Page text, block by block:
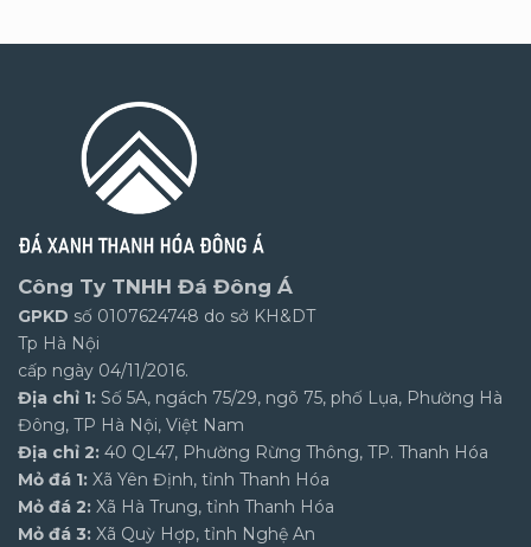
Công Ty TNHH Đá Đông Á
GPKD số 0107624748 do sở KH&DT
Tp Hà Nội
cấp ngày 04/11/2016.
Địa chỉ 1: Số 5A, ngách 75/29, ngõ 75, phố Lụa, Phường Hà
Đông, TP Hà Nội, Việt Nam
Địa chỉ 2: 40 QL47, Phường Rừng Thông, TP. Thanh Hóa
Mỏ đá 1: Xã Yên Định, tỉnh Thanh Hóa
Mỏ đá 2: Xã Hà Trung, tỉnh Thanh Hóa
Mỏ đá 3: Xã Quỳ Hợp, tỉnh Nghệ An